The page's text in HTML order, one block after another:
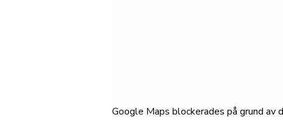
Google Maps blockerades på grund av